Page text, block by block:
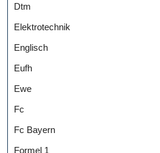
Dtm
Elektrotechnik
Englisch
Eufh
Ewe
Fc
Fc Bayern
Formel 1